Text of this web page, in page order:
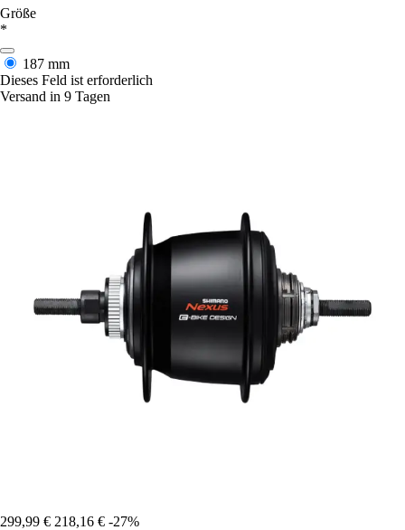
Größe
*
187 mm
Dieses Feld ist erforderlich
Versand in 9 Tagen
299,99 € 218,16 € -27%